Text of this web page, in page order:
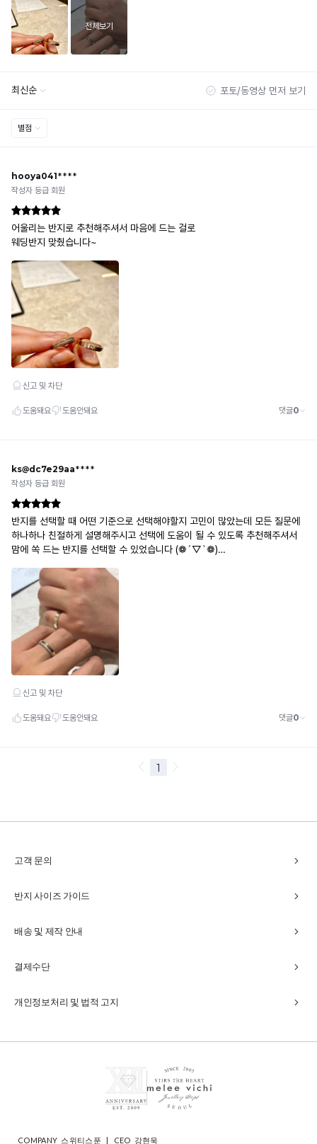
고객 문의 chevron_right
반지 사이즈 가이드 chevron_right
배송 및 제작 안내 chevron_right
결제수단 chevron_right
개인정보처리 및 법적 고지 chevron_right
COMPANY 스위티스푼 | CEO 강현욱